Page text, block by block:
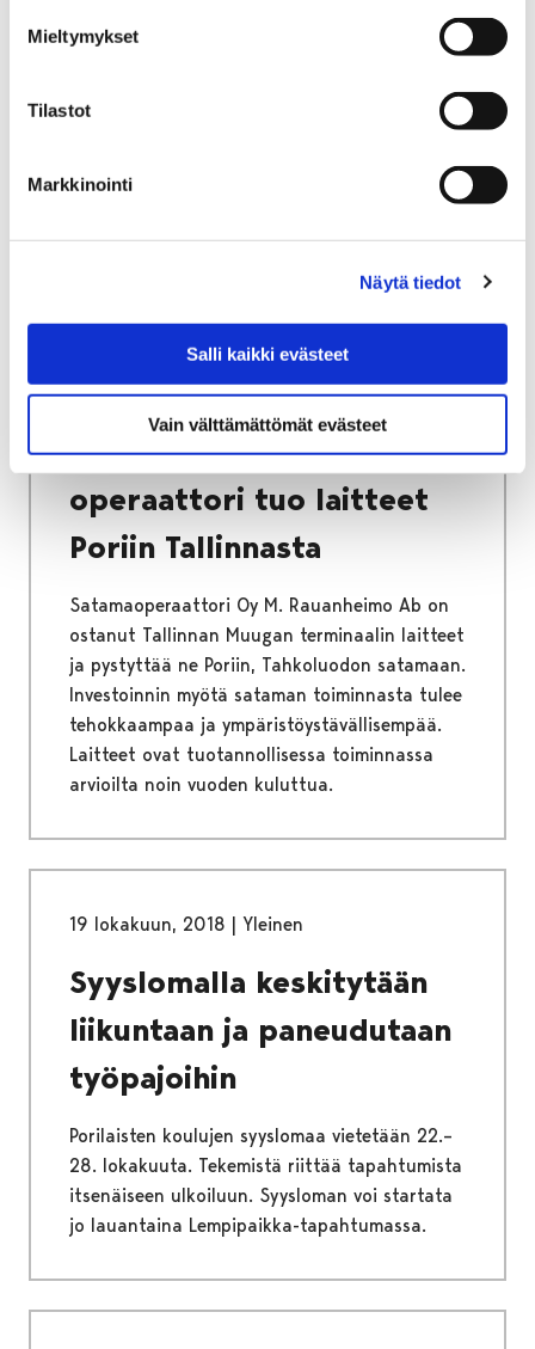
Mieltymykset
Tilastot
Markkinointi
Näytä tiedot
Salli kaikki evästeet
Vain välttämättömät evästeet
Porissa
voitti Suomen ainoana kultamitalin Méxicon
Merkkitapauksesta tuli tänään 19.10.2018
19 lokakuun, 2018| Yleinen
Porin Satamaan lisää
volyymia – uusi
operaattori tuo laitteet
Poriin Tallinnasta
Satamaoperaattori Oy M. Rauanheimo Ab on
ostanut Tallinnan Muugan terminaalin laitteet
ja pystyttää ne Poriin, Tahkoluodon satamaan.
Investoinnin myötä sataman toiminnasta tulee
tehokkaampaa ja ympäristöystävällisempää.
Laitteet ovat tuotannollisessa toiminnassa
arvioilta noin vuoden kuluttua.
19 lokakuun, 2018 | Yleinen
Syyslomalla keskitytään
liikuntaan ja paneudutaan
työpajoihin
Porilaisten koulujen syyslomaa vietetään 22.–
28. lokakuuta. Tekemistä riittää tapahtumista
itsenäiseen ulkoiluun. Syysloman voi startata
jo lauantaina Lempipaikka-tapahtumassa.